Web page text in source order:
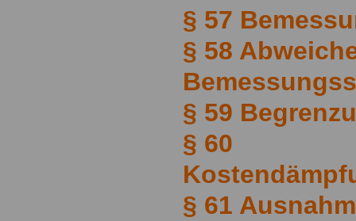
§ 57
§ 58
§ 59
§ 60
§ 61